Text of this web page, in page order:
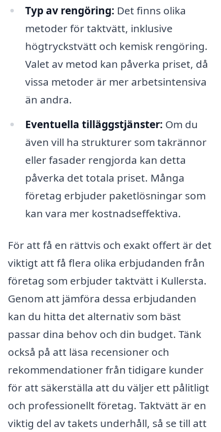
Typ av rengöring: Det finns olika
metoder för taktvätt, inklusive
högtryckstvätt och kemisk rengöring.
Valet av metod kan påverka priset, då
vissa metoder är mer arbetsintensiva
än andra.
Eventuella tilläggstjänster: Om du
även vill ha strukturer som takrännor
eller fasader rengjorda kan detta
påverka det totala priset. Många
företag erbjuder paketlösningar som
kan vara mer kostnadseffektiva.
För att få en rättvis och exakt offert är det
viktigt att få flera olika erbjudanden från
företag som erbjuder taktvätt i Kullersta.
Genom att jämföra dessa erbjudanden
kan du hitta det alternativ som bäst
passar dina behov och din budget. Tänk
också på att läsa recensioner och
rekommendationer från tidigare kunder
för att säkerställa att du väljer ett pålitligt
och professionellt företag. Taktvätt är en
viktig del av takets underhåll, så se till att